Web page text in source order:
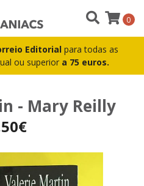
Editorial para todas as
ou superior a 75 euros.
0
- Mary Reilly